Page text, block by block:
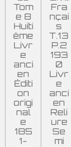
Tom
e 8
Huiti
ème
Livr
e
anci
en
Éditi
on
origi
nal
e
185
1-
Fra
nçai
s
T.13
P.2
193
0
Livr
e
anci
en
Reli
ure
Se
mi